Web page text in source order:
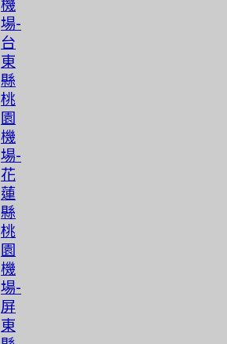
場-
台
東
縣
桃
園
機
場-
花
蓮
縣
桃
園
機
場-
屏
東